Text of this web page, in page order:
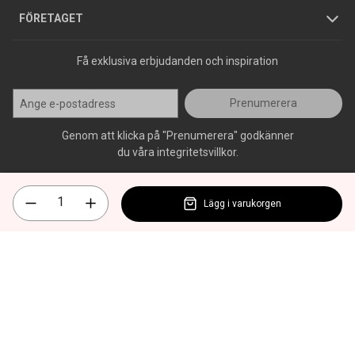
FÖRETAGET
Press
Få exklusiva erbjudanden och inspiration
Prenumerera
Genom att klicka på "Prenumerera" godkänner
du våra integritetsvillkor.
Lägg i varukorgen